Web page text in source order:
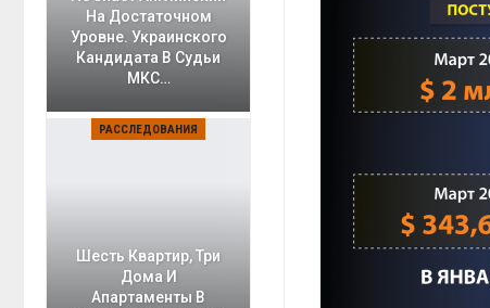
На Достаточном
Уровне. Украинского
Кандидата В Судьи
МКС…
РАССЛЕДОВАНИЯ
Шесть Квартир, Три
Дома И
Апартаменты В